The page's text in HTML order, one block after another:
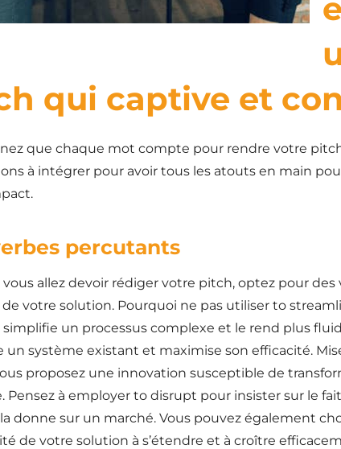
qui captive et
que chaque mot compte pour rendre votre
à intégrer pour avoir tous les atouts en main
percutants
vous allez devoir rédiger votre pitch, optez pour
de votre solution. Pourquoi ne pas utiliser to
un processus complexe et le rend plus
un système existant et maximise son efficacité.
proposez une innovation susceptible de
Pensez à employer to disrupt pour insister sur le
donne sur un marché. Vous pouvez également
de votre solution à s’étendre et à croître